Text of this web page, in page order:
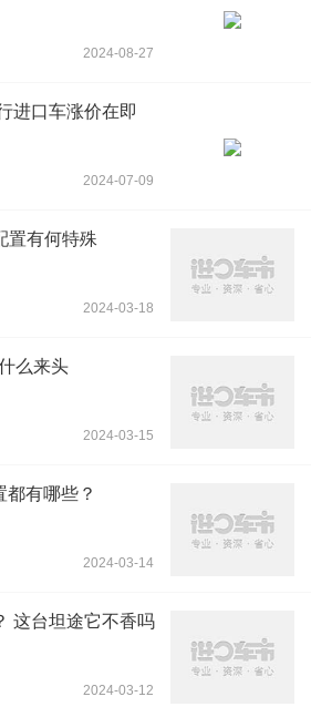
2024-08-27
进口车涨价在即
2024-07-09
置有何特殊
2024-03-18
么来头
2024-03-15
都有哪些？
2024-03-14
这台坦途它不香吗
2024-03-12